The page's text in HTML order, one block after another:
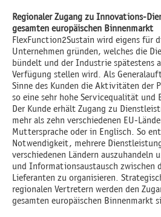
Regionaler Zugang zu Innovations-
gesamten europäischen Binnenmarkt
FlexFunction2Sustain wird eigens für
Unternehmen gründen, welches die
bündelt und der Industrie spätestens
Verfügung stellen wird. Als
Sinne des Kunden die Aktivitäten der
so eine sehr hohe Servicequalität und
Der Kunde erhält Zugang zu
mehr als zehn verschiedenen EU-
Muttersprache oder in Englisch. So
Notwendigkeit, mehrere
verschiedenen Ländern auszuhandeln
und Informationsaustausch zwischen
Lieferanten zu organisieren.
regionalen Vertretern werden den
gesamten europäischen Binnenmarkt